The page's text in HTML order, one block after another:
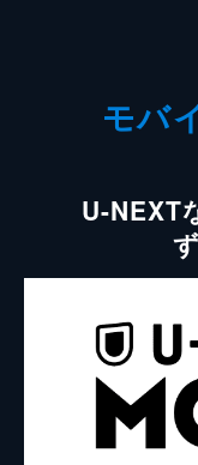
モバ
U-NEXT